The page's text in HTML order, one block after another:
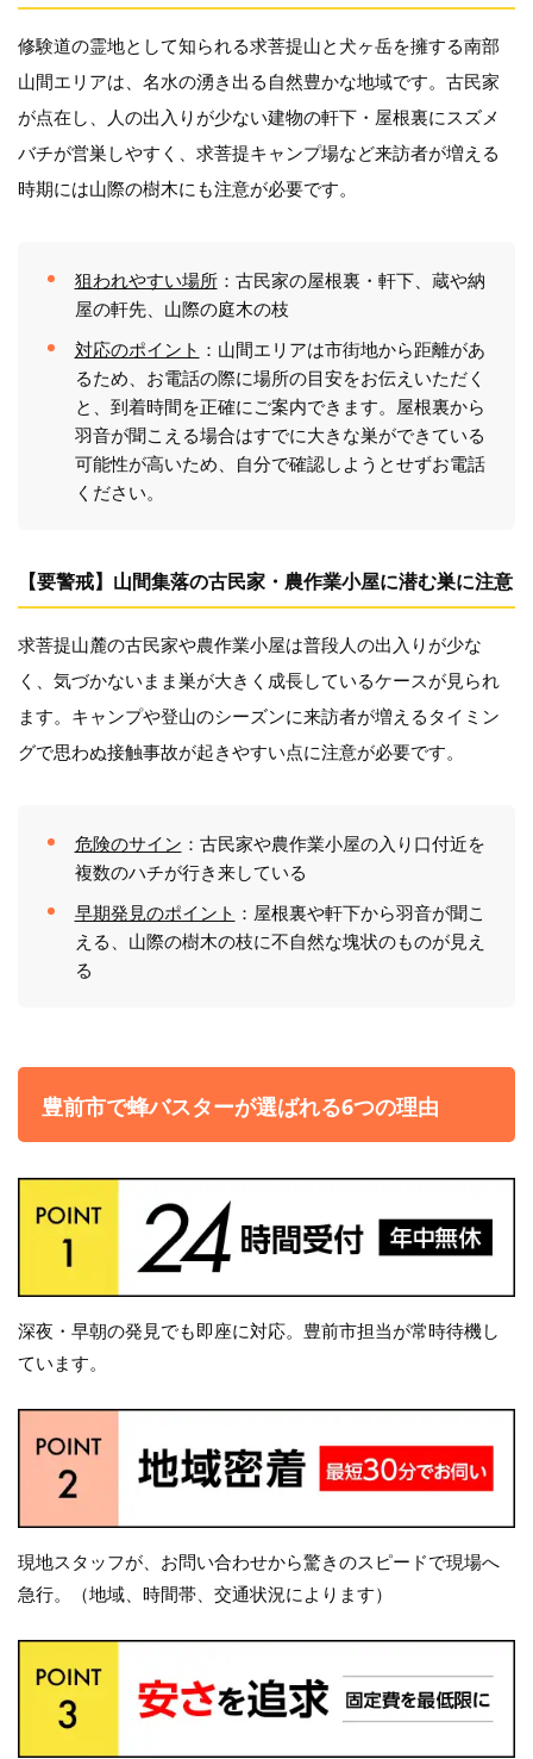
修験道の霊地として知られる求菩提山と犬ヶ岳を擁する南部
山間エリアは、名水の湧き出る自然豊かな地域です。古民家
が点在し、人の出入りが少ない建物の軒下・屋根裏にスズメ
バチが営巣しやすく、求菩提キャンプ場など来訪者が増える
時期には山際の樹木にも注意が必要です。
狙われやすい場所：古民家の屋根裏・軒下、蔵や納
屋の軒先、山際の庭木の枝
対応のポイント ：山間エリアは市街地から距離があ
るため、お電話の際に場所の目安をお伝えいただく
と、到着時間を正確にご案内できます。屋根裏から
羽音が聞こえる場合はすでに大きな巣ができている
可能性が高いため、自分で確認しようとせずお電話
ください。
【要警戒】山間集落の古民家・農作業小屋に潜む巣に注意
求菩提山麓の古民家や農作業小屋は普段人の出入りが少な
く、気づかないまま巣が大きく成長しているケースが見られ
ます。キャンプや登山のシーズンに来訪者が増えるタイミン
グで思わぬ接触事故が起きやすい点に注意が必要です。
危険のサイン ：古民家や農作業小屋の入り口付近を
複数のハチが行き来している
早期発見のポイント ：屋根裏や軒下から羽音が聞こ
える、山際の樹木の枝に不自然な塊状のものが見え
る
豊前市で蜂バスターが選ばれる6つの理由
深夜・早朝の発見でも即座に対応。豊前市担当が常時待機し
ています。
現地スタッフが、お問い合わせから驚きのスピードで現場へ
急行。（地域、時間帯、交通状況によります）